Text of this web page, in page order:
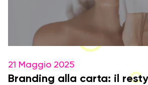
21 Maggio 2025
Branding alla carta: il